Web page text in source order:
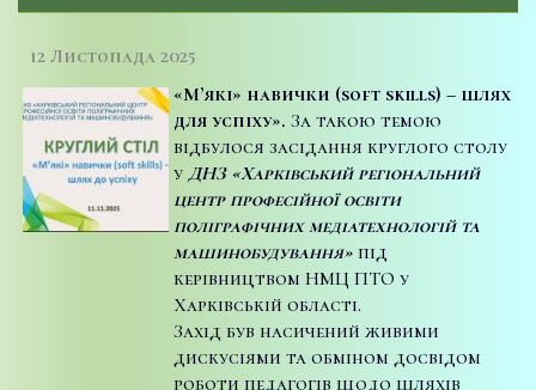
12 Листопада 2025
«М’які» навички (soft skills) –шлях
для успіху». За такою темою
відбулося засідання круглого столу
у ДНЗ «Харківський регіональний
центр професійної освіти
поліграфічних медіатехнологій та
машинобудування»під
керівництвом НМЦ ПТО у
Харківській області.
Захід був насичений живими
дискусіями та обміном досвідом
роботи педагогів щодо шляхів